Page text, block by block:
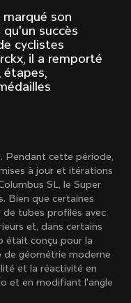
Oro
son
succès
cyclistes
il a remporté
étapes,
Pendant cette période,
à jour et itérations
SL, le Super
Bien que certaines
tubes profilés avec
et, dans certains
était conçu pour la
géométrie moderne
et la réactivité en
et en modifiant l'angle